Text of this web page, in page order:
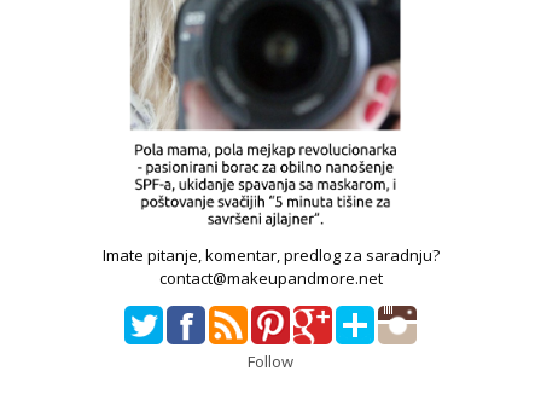
Imate pitanje, komentar, predlog za saradnju?
contact@makeupandmore.net
Follow